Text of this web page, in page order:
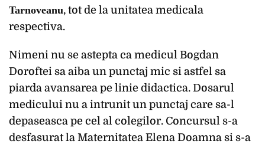
Tarnoveanu, tot de la unitatea medicala
respectiva.
Nimeni nu se astepta ca medicul Bogdan
Doroftei sa aiba un punctaj mic si astfel sa
piarda avansarea pe linie didactica. Dosarul
medicului nu a intrunit un punctaj care sa-l
depaseasca pe cel al colegilor. Concursul s-a
desfasurat la Maternitatea Elena Doamna si s-a